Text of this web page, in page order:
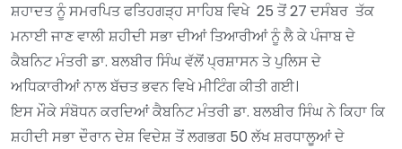
ਸ਼ਹਾਦਤ ਨੂੰ ਸਮਰਪਿਤ ਫਤਿਹਗੜ੍ਹ ਸਾਹਿਬ ਵਿਖੇ 25 ਤੋਂ 27 ਦਸੰਬਰ ਤੱਕ
ਮਨਾਈ ਜਾਣ ਵਾਲੀ ਸ਼ਹੀਦੀ ਸਭਾ ਦੀਆਂ ਤਿਆਰੀਆਂ ਨੂੰ ਲੈ ਕੇ ਪੰਜਾਬ ਦੇ
ਕੈਬਨਿਟ ਮੰਤਰੀ ਡਾ. ਬਲਬੀਰ ਸਿੰਘ ਵੱਲੋਂ ਪ੍ਰਸ਼ਾਸਨ ਤੇ ਪੁਲਿਸ ਦੇ
ਅਧਿਕਾਰੀਆਂ ਨਾਲ ਬੱਚਤ ਭਵਨ ਵਿਖੇ ਮੀਟਿੰਗ ਕੀਤੀ ਗਈ।
ਇਸ ਮੌਕੇ ਸੰਬੋਧਨ ਕਰਦਿਆਂ ਕੈਬਨਿਟ ਮੰਤਰੀ ਡਾ. ਬਲਬੀਰ ਸਿੰਘ ਨੇ ਕਿਹਾ ਕਿ
ਸ਼ਹੀਦੀ ਸਭਾ ਦੌਰਾਨ ਦੇਸ਼ ਵਿਦੇਸ਼ ਤੋਂ ਲਗਭਗ 50 ਲੱਖ ਸ਼ਰਧਾਲੂਆਂ ਦੇ